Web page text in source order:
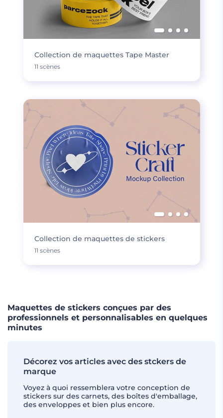
Collection de maquettes Tape Master
11 scènes
Collection de maquettes de stickers
11 scènes
Maquettes de stickers conçues par des
professionnels et personnalisables en quelques
minutes
Décorez vos articles avec des stckers de
marque
Voyez à quoi ressemblera votre conception de
stickers sur des carnets, des boîtes d'emballage,
des enveloppes et bien plus encore.